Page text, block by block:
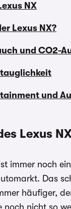
NX
Lexus NX?
und CO2-
und
Lexus
immer noch
Das
häufiger,
noch nicht so